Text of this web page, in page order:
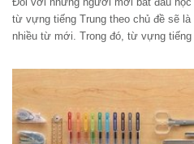
từ vựng tiếng Trung theo chủ đề sẽ
nhiều từ mới. Trong đó, từ vựng